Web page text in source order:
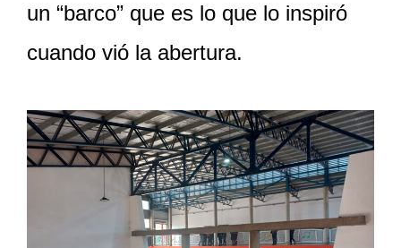
un “barco” que es lo que lo inspiró
cuando vió la abertura.